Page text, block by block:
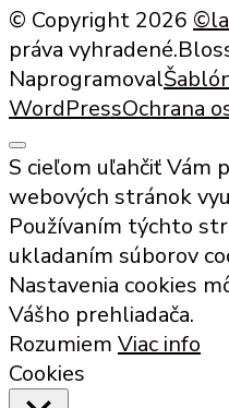
0,35 €.0,17
© Copyright 2026
práva vyhradené.
Naprogramoval
WordPressOchrana
S cieľom uľahčiť Vám
webových stránok
Používaním týchto
ukladaním súborov
Nastavenia cookies
Vášho prehliadača.
Rozumiem Viac info
Cookies